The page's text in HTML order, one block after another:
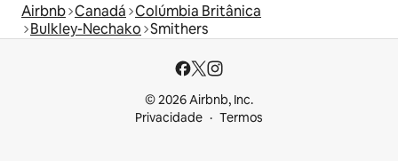
Airbnb Canadá Colúmbia Britânica
Bulkley-Nechako Smithers
© 2026 Airbnb, Inc.
Privacidade
Termos